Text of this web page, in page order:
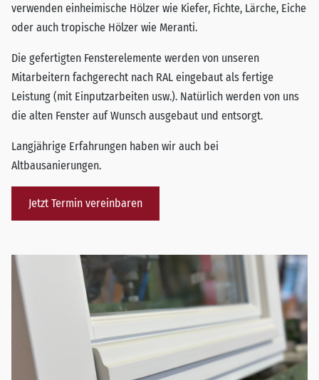
verwenden einheimische Hölzer wie Kiefer, Fichte, Lärche, Eiche
oder auch tropische Hölzer wie Meranti.
Die gefertigten Fensterelemente werden von unseren
Mitarbeitern fachgerecht nach RAL eingebaut als fertige
Leistung (mit Einputzarbeiten usw.). Natürlich werden von uns
die alten Fenster auf Wunsch ausgebaut und entsorgt.
Langjährige Erfahrungen haben wir auch bei
Altbausanierungen.
Jetzt Termin vereinbaren